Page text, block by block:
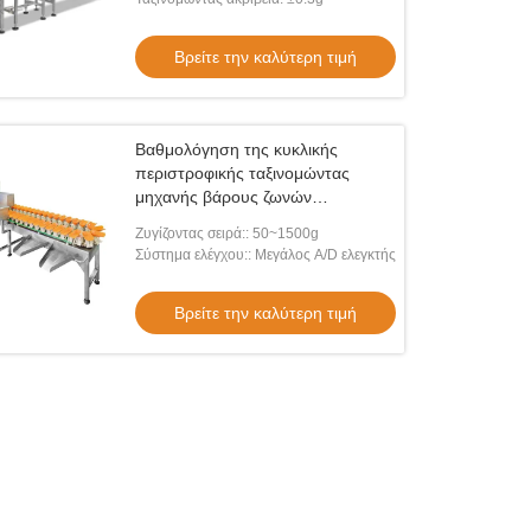
304 αυτόματη ταξινομώντας
μεγέθους για τη βαθμολόγηση
φρούτων μάγκο
Βρείτε την καλύτερη τιμή
Βαθμολόγηση της κυκλικής
περιστροφικής ταξινομώντας
μηχανής βάρους ζωνών
Ζυγίζοντας σειρά:: 50~1500g
Σύστημα ελέγχου:: Μεγάλος A/D ελεγκτής
Βρείτε την καλύτερη τιμή